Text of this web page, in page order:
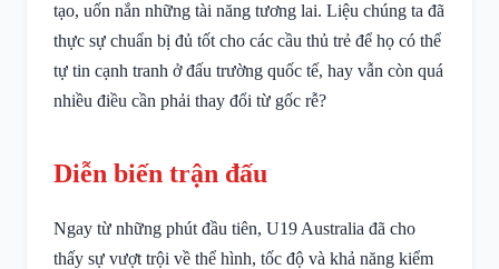
tạo, uốn nắn những tài năng tương lai. Liệu chúng ta đã
thực sự chuẩn bị đủ tốt cho các cầu thủ trẻ để họ có thể
tự tin cạnh tranh ở đấu trường quốc tế, hay vẫn còn quá
nhiều điều cần phải thay đổi từ gốc rễ?
Diễn biến trận đấu
Ngay từ những phút đầu tiên, U19 Australia đã cho
thấy sự vượt trội về thể hình, tốc độ và khả năng kiểm